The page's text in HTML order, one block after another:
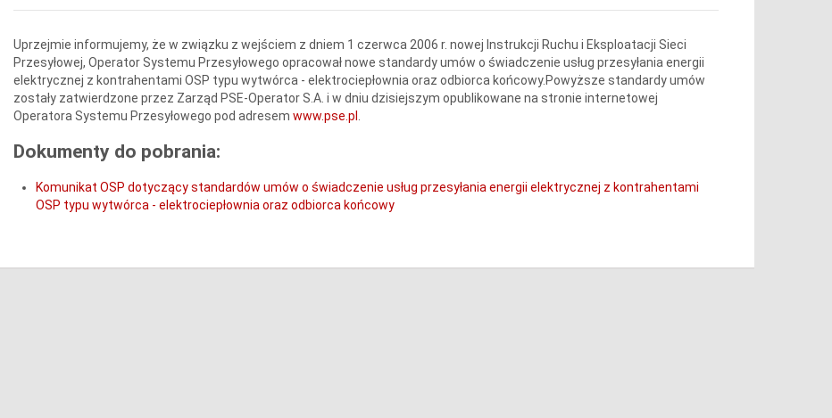
Uprzejmie informujemy, że w związku z wejściem z dniem 1 czerwca 2006 r. nowej Instrukcji Ruchu i Eksploatacji Sieci
Przesyłowej, Operator Systemu Przesyłowego opracował nowe standardy umów o świadczenie usług przesyłania energii
elektrycznej z kontrahentami OSP typu wytwórca - elektrociepłownia oraz odbiorca końcowy.Powyższe standardy umów
zostały zatwierdzone przez Zarząd PSE-Operator S.A. i w dniu dzisiejszym opublikowane na stronie internetowej
Operatora Systemu Przesyłowego pod adresem www.pse.pl
Dokumenty do pobrania:
Komunikat OSP dotyczący standardów umów o świadczenie usług przesyłania energii elektrycznej z kontrahentami
OSP typu wytwórca - elektrociepłownia oraz odbiorca końcowy